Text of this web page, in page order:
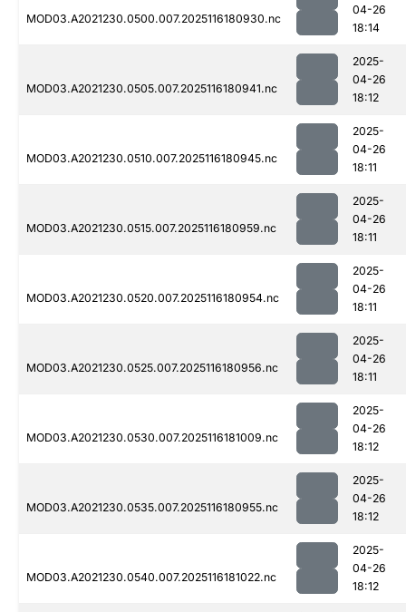
MOD03.A2021230.0500.007.2025116180930.nc
04-26
18:14
MOD03.A2021230.0505.007.2025116180941.nc
2025-
04-26
18:12
MOD03.A2021230.0510.007.2025116180945.nc
2025-
04-26
18:11
MOD03.A2021230.0515.007.2025116180959.nc
2025-
04-26
18:11
MOD03.A2021230.0520.007.2025116180954.nc
2025-
04-26
18:11
MOD03.A2021230.0525.007.2025116180956.nc
2025-
04-26
18:11
MOD03.A2021230.0530.007.2025116181009.nc
2025-
04-26
18:12
MOD03.A2021230.0535.007.2025116180955.nc
2025-
04-26
18:12
MOD03.A2021230.0540.007.2025116181022.nc
2025-
04-26
18:12